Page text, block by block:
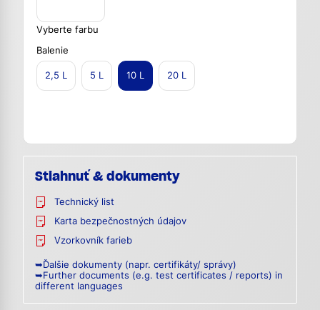
Vyberte farbu
Balenie
2,5 L 5 L 10 L 20 L
Stiahnuť & dokumenty
Technický list
Karta bezpečnostných údajov
Vzorkovník farieb
➥Ďalšie dokumenty (napr. certifikáty/ správy)
➥Further documents (e.g. test certificates / reports) in
different languages